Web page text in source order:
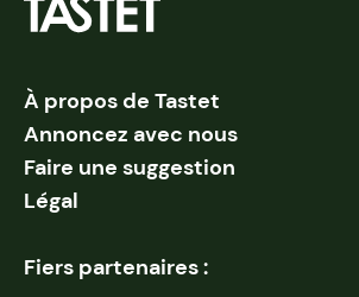
À propos de Tastet
Annoncez avec nous
Faire une suggestion
Légal
Fiers partenaires :